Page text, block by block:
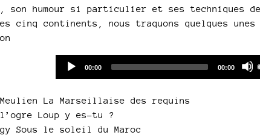
son humour si particulier et ses techniques
cinq continents, nous traquons quelques
Current
00:00
Total
00:00
La Marseillaise des requins
l’ogre Loup y es-tu ?
Sous le soleil du Maroc